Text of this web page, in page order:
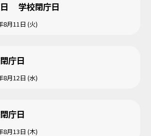
学校閉庁日
8月11日 (火)
庁日
8月12日 (水)
庁日
8月13日 (木)